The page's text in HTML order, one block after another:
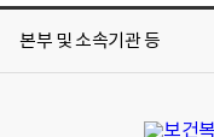
본부 및 소속기관 등
기